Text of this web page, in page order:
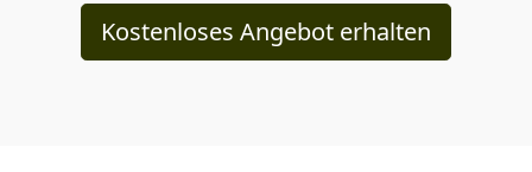
Kostenloses Angebot erhalten